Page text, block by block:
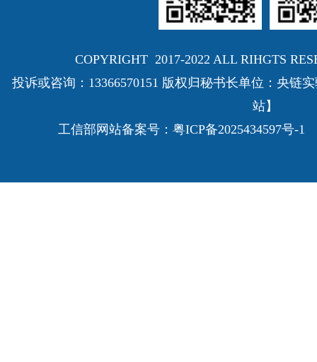
COPYRIGHT 2017-2022 ALL RIHGTS
投诉或咨询：13366570151 版权归秘书长单位：央链
站】
工信部网站备案号： 粤ICP备2025434597号-1